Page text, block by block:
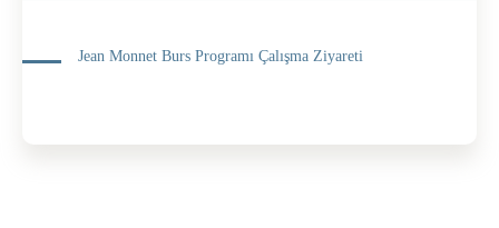
Jean Monnet Burs Programı Çalışma Ziyareti